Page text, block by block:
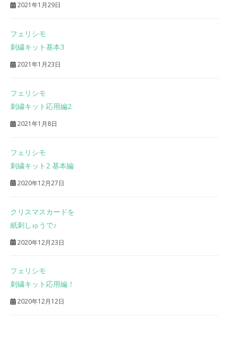
2021年1月29日
フェリシモ
刺繍キット基本3
2021年1月23日
フェリシモ
刺繍キット応用編2
2021年1月8日
フェリシモ
刺繍キット2 基本編
2020年12月27日
クリスマスカードを
紙刺しゅうで♪
2020年12月23日
フェリシモ
刺繍キット応用編！
2020年12月12日